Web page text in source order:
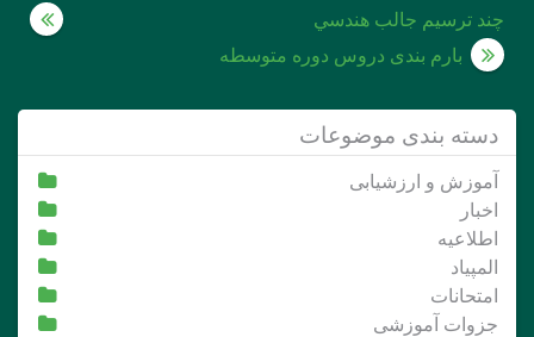
راهبری
نوشته
چند ترسيم جالب هندسي
بارم بندی دروس دوره متوسطه
دسته بندی موضوعات
آموزش و ارزشیابی
اخبار
اطلاعیه
المپیاد
امتحانات
جزوات آموزشی